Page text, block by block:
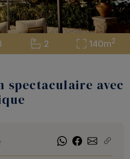
2 140m2
spectaculaire avec